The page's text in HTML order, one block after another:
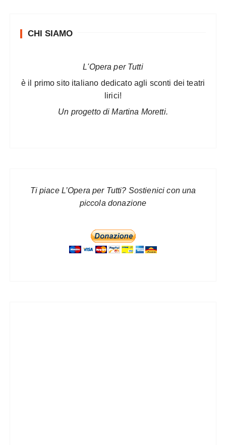
CHI SIAMO
L'Opera per Tutti
è il primo sito italiano dedicato agli sconti dei teatri
lirici!
Un progetto di Martina Moretti.
Ti piace L’Opera per Tutti? Sostienici con una
piccola donazione